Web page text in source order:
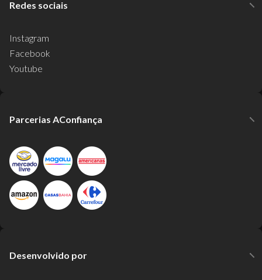
Redes sociais
Instagram
Facebook
Youtube
Parcerias AConfiança
Desenvolvido por